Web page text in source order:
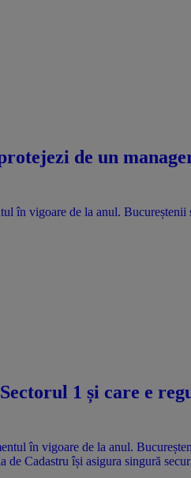
de un
în vigoare de la anul.
1 și care e
Cadastru își asigura singură